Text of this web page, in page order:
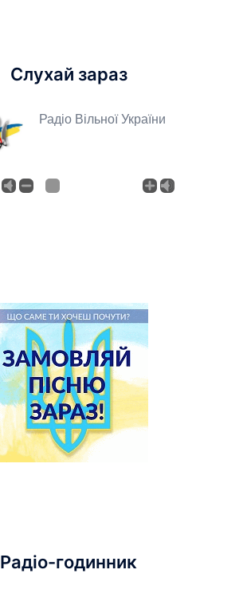
Слухай зараз
Радіо Вільної України
Радіо-годинник